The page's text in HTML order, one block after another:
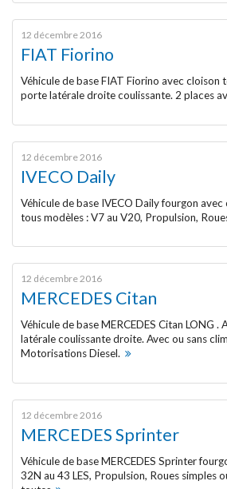
Maintenance des équipements
isothermes et frigorifiques
CONSTRUCTEURS
IVECO
MERCEDES-BENZ
12 décembre 2016
FIAT Fiorino
Véhicule de base FIAT Fiorino avec cloison
porte latérale droite coulissante. 2 places
12 décembre 2016
IVECO Daily
Véhicule de base IVECO Daily fourgon avec
tous modèles : V7 au V20, Propulsion,
12 décembre 2016
MERCEDES Citan
Véhicule de base MERCEDES Citan LONG .
latérale coulissante droite. Avec ou sans
Motorisations Diesel.
12 décembre 2016
MERCEDES Sprinter
Véhicule de base MERCEDES Sprinter
32N au 43 LES, Propulsion, Roues simples